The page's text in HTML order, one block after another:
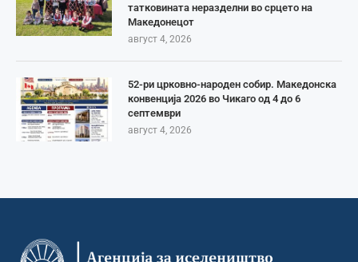
татковината неразделни во срцето на
Македонецот
август 4, 2026
52-ри црковно-народен собир. Македонска
конвенција 2026 во Чикаго од 4 до 6
септември
август 4, 2026